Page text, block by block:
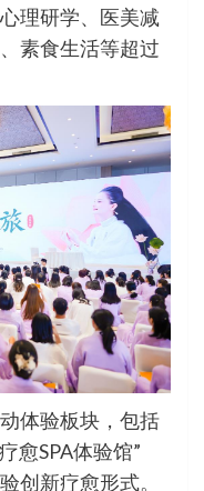
理研学、医美减
素食生活等超过
体验板块，包括
愈SPA体验馆”
创新疗愈形式。